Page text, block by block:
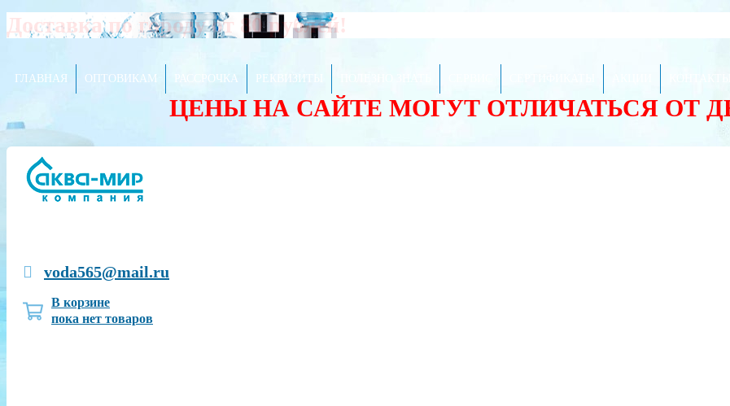
Доставка по городу от 80 рублей!
ГЛАВНАЯ ОПТОВИКАМ РАССРОЧКА РЕКВИЗИТЫ
ЦЕНЫ НА САЙТЕ МОГУТ ОТЛИЧАТЬСЯ ОТ
voda565@mail.ru
В корзине
пока нет товаров